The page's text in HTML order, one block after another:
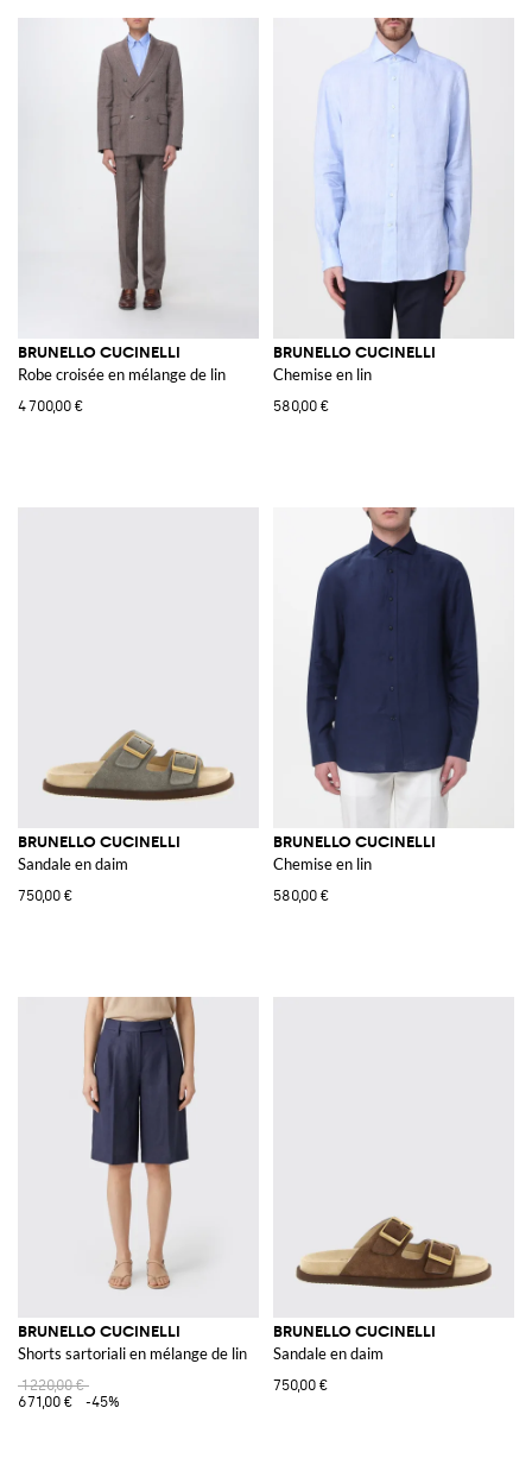
BRUNELLO CUCINELLI
Robe croisée en mélange de lin
4 700,00 €
BRUNELLO CUCINELLI
Chemise en lin
580,00 €
BRUNELLO CUCINELLI
Sandale en daim
750,00 €
BRUNELLO CUCINELLI
Chemise en lin
580,00 €
BRUNELLO CUCINELLI
Shorts sartoriali en mélange de lin
1 220,00 €
671,00 €
-45%
BRUNELLO CUCINELLI
Sandale en daim
750,00 €